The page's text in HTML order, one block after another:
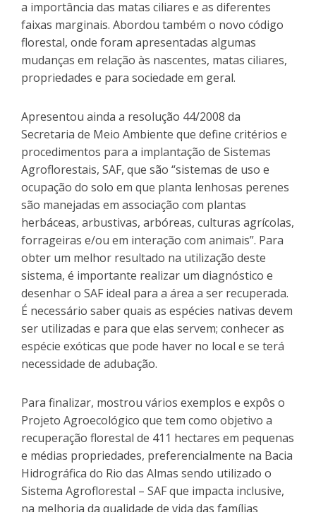
a importância das matas ciliares e as diferentes
faixas marginais. Abordou também o novo código
florestal, onde foram apresentadas algumas
mudanças em relação às nascentes, matas ciliares,
propriedades e para sociedade em geral.
Apresentou ainda a resolução 44/2008 da
Secretaria de Meio Ambiente que define critérios e
procedimentos para a implantação de Sistemas
Agroflorestais, SAF, que são “sistemas de uso e
ocupação do solo em que planta lenhosas perenes
são manejadas em associação com plantas
herbáceas, arbustivas, arbóreas, culturas agrícolas,
forrageiras e/ou em interação com animais”. Para
obter um melhor resultado na utilização deste
sistema, é importante realizar um diagnóstico e
desenhar o SAF ideal para a área a ser recuperada.
É necessário saber quais as espécies nativas devem
ser utilizadas e para que elas servem; conhecer as
espécie exóticas que pode haver no local e se terá
necessidade de adubação.
Para finalizar, mostrou vários exemplos e expôs o
Projeto Agroecológico que tem como objetivo a
recuperação florestal de 411 hectares em pequenas
e médias propriedades, preferencialmente na Bacia
Hidrográfica do Rio das Almas sendo utilizado o
Sistema Agroflorestal – SAF que impacta inclusive,
na melhoria da qualidade de vida das famílias